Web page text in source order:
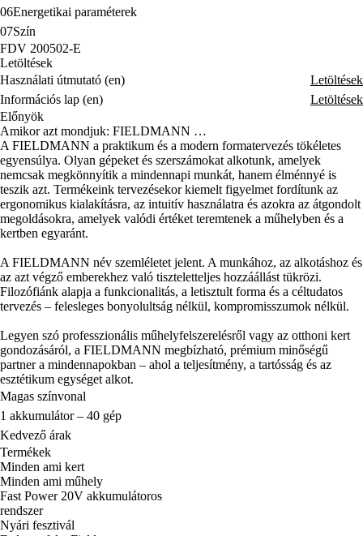
06Energetikai paraméterek
07Szín
FDV 200502-E
Letöltések
Használati útmutató (en)
Letöltések
Információs lap (en)
Letöltések
Előnyök
Amikor azt mondjuk: FIELDMANN …
A FIELDMANN a praktikum és a modern formatervezés tökéletes
egyensúlya. Olyan gépeket és szerszámokat alkotunk, amelyek
nemcsak megkönnyítik a mindennapi munkát, hanem élménnyé is
teszik azt. Termékeink tervezésekor kiemelt figyelmet fordítunk az
ergonomikus kialakításra, az intuitív használatra és azokra az átgondolt
megoldásokra, amelyek valódi értéket teremtenek a műhelyben és a
kertben egyaránt.
A FIELDMANN név szemléletet jelent. A munkához, az alkotáshoz és
az azt végző emberekhez való tiszteletteljes hozzáállást tükrözi.
Filozófiánk alapja a funkcionalitás, a letisztult forma és a céltudatos
tervezés – felesleges bonyolultság nélkül, kompromisszumok nélkül.
Legyen szó professzionális műhelyfelszerelésről vagy az otthoni kert
gondozásáról, a FIELDMANN megbízható, prémium minőségű
partner a mindennapokban – ahol a teljesítmény, a tartósság és az
esztétikum egységet alkot.
Magas színvonal
1 akkumulátor – 40 gép
Kedvező árak
Termékek
Minden ami kert
Minden ami műhely
Fast Power 20V akkumulátoros
rendszer
Nyári fesztivál